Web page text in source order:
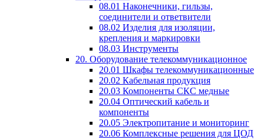
08.01 Наконечники, гильзы,
соединители и ответвители
08.02 Изделия для изоляции,
крепления и маркировки
08.03 Инструменты
20. Оборудование телекоммуникационное
20.01 Шкафы телекоммуникационные
20.02 Кабельная продукция
20.03 Компоненты СКС медные
20.04 Оптический кабель и
компоненты
20.05 Электропитание и мониторинг
20.06 Комплексные решения для ЦОД